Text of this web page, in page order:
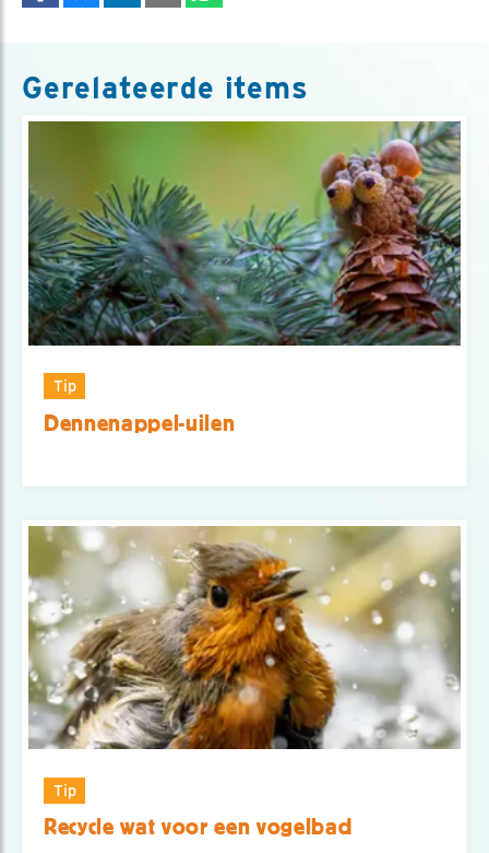
Gerelateerde items
Tip
Dennenappel-uilen
Tip
Recycle wat voor een vogelbad